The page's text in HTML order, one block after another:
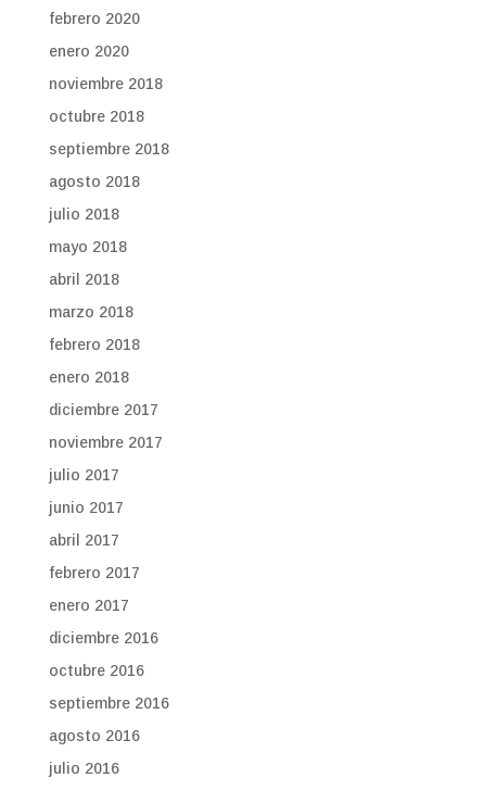
febrero 2020
enero 2020
noviembre 2018
octubre 2018
septiembre 2018
agosto 2018
julio 2018
mayo 2018
abril 2018
marzo 2018
febrero 2018
enero 2018
diciembre 2017
noviembre 2017
julio 2017
junio 2017
abril 2017
febrero 2017
enero 2017
diciembre 2016
octubre 2016
septiembre 2016
agosto 2016
julio 2016